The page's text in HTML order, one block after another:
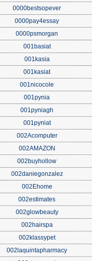
0000bestsopever
0000pay4essay
0000psmorgan
001basiat
001kasia
001kasiat
001nicocole
001pynia
001pyniagh
001pyniat
002Acomputer
002AMAZON
002buyhollow
002daniegonzalez
002Ehome
002estimates
002glowbeauty
002hairspa
002klassypet
002laquintapharmacy